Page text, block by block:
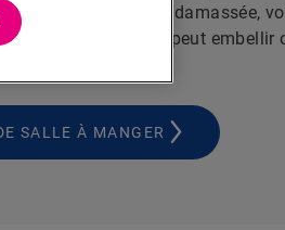
une nappe damassée,
chose d’autre peut embellir
SALLE À MANGER